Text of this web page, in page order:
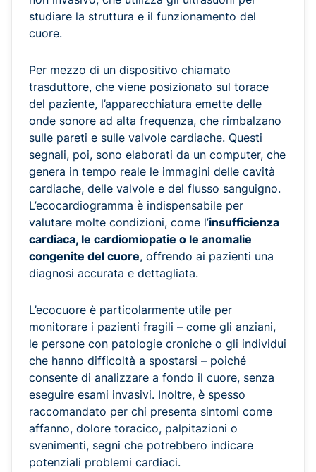
studiare la struttura e il funzionamento del
cuore.
Per mezzo di un dispositivo chiamato
trasduttore, che viene posizionato sul torace
del paziente, l’apparecchiatura emette delle
onde sonore ad alta frequenza, che rimbalzano
sulle pareti e sulle valvole cardiache. Questi
segnali, poi, sono elaborati da un computer, che
genera in tempo reale le immagini delle cavità
cardiache, delle valvole e del flusso sanguigno.
L’ecocardiogramma è indispensabile per
valutare molte condizioni, come l’insufficienza
cardiaca, le cardiomiopatie o le anomalie
congenite del cuore, offrendo ai pazienti una
diagnosi accurata e dettagliata.
L’ecocuore è particolarmente utile per
monitorare i pazienti fragili – come gli anziani,
le persone con patologie croniche o gli individui
che hanno difficoltà a spostarsi – poiché
consente di analizzare a fondo il cuore, senza
eseguire esami invasivi. Inoltre, è spesso
raccomandato per chi presenta sintomi come
affanno, dolore toracico, palpitazioni o
svenimenti, segni che potrebbero indicare
potenziali problemi cardiaci.